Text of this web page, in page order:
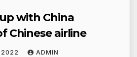
with China
Chinese airline
2022 ADMIN